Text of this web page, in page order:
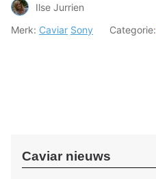
Ilse Jurrien
Merk: Caviar Sony Categorie:
Caviar nieuws